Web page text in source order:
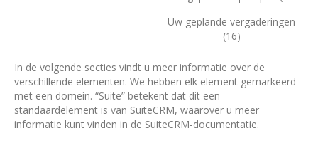
Uw geplande vergaderingen
(16)
In de volgende secties vindt u meer informatie over de
verschillende elementen. We hebben elk element gemarkeerd
met een domein. “Suite” betekent dat dit een
standaardelement is van SuiteCRM, waarover u meer
informatie kunt vinden in de SuiteCRM-documentatie.